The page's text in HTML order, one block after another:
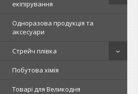
екіпірування
Одноразова продукція та
аксесуари
Стрейч плівка
Побутова хімія
Товарі для Великодня